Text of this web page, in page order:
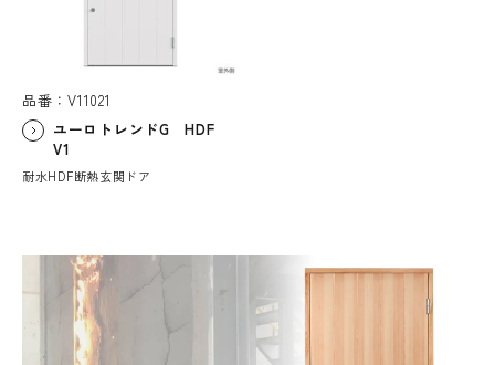
品番：V11021
ユーロトレンドG HDF
V1
耐水HDF断熱玄関ドア